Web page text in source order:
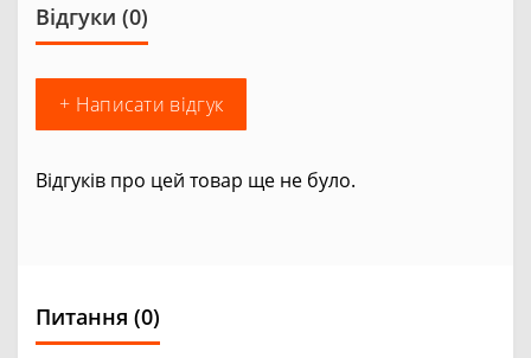
Відгуки (0)
+ Написати відгук
Відгуків про цей товар ще не було.
Питання (0)